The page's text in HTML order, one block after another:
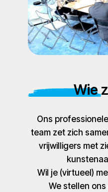
Wie
Ons
team zet zich
vrijwilligers met
Wil je (virtueel)
We stellen